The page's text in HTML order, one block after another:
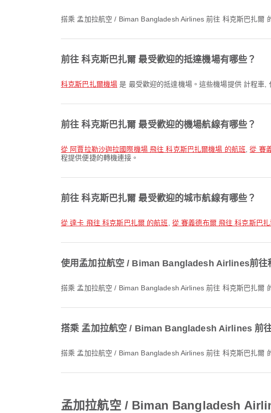
搭乘 孟加拉航空 / Biman Bangladesh Airlines 前往 科克斯巴扎爾
前往 科克斯巴扎爾 最受歡迎的抵達機場有哪些？
科克斯巴扎爾機場 是 最受歡迎的抵達機場。這些機場提供 計程車,
前往 科克斯巴扎爾 最受歡迎的機場航線有哪些？
從 阿賈拉勒沙迦拉國際機場 飛往 科克斯巴扎爾機場 的航班 ,從 賽
程提供便捷的轉機連接。
前往 科克斯巴扎爾 最受歡迎的城市航線有哪些？
從 達卡 飛往 科克斯巴扎爾 的航班 從 賽義德布爾 飛往 科克斯巴
使用孟加拉航空 / Biman Bangladesh Airlines前往
搭乘 孟加拉航空 / Biman Bangladesh Airlines 前往 科克斯巴扎
搭乘 孟加拉航空 / Biman Bangladesh Airlines 前
搭乘 孟加拉航空 / Biman Bangladesh Airlines 前往 科克斯巴扎
孟加拉航空 / Biman Bangladesh